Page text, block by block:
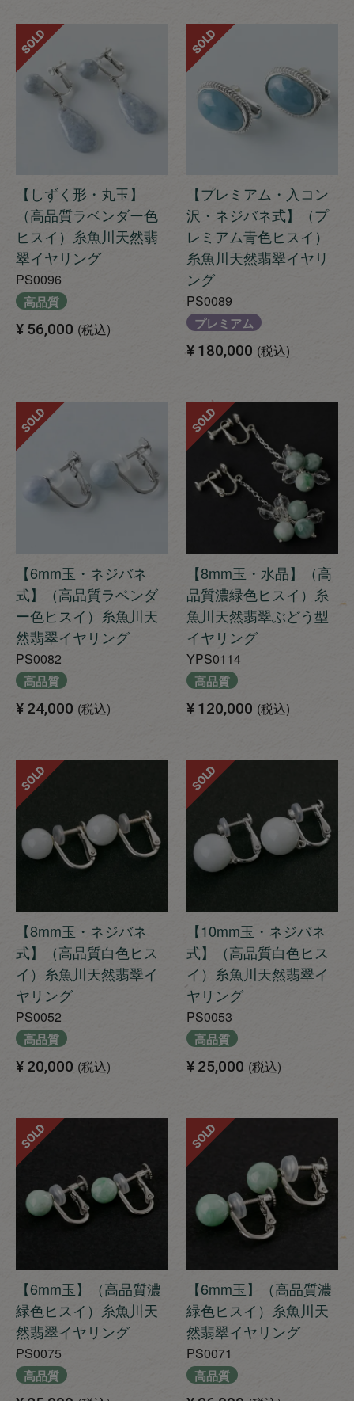
【しずく形・丸玉】
（高品質ラベンダー色
ヒスイ）糸魚川天然翡
翠イヤリング
PS0096
高品質
¥ 56,000 税込
SOLD
【プレミアム・入コン
沢・ネジバネ式】（プ
レミアム青色ヒスイ）
糸魚川天然翡翠イヤリ
ング
PS0089
プレミアム
¥ 180,000 税込
SOLD
【6mm玉・ネジバネ
式】（高品質ラベンダ
ー色ヒスイ）糸魚川天
然翡翠イヤリング
PS0082
高品質
¥ 24,000 税込
SOLD
【8mm玉・水晶】（高
品質濃緑色ヒスイ）糸
魚川天然翡翠ぶどう型
イヤリング
YPS0114
高品質
¥ 120,000 税込
SOLD
【8mm玉・ネジバネ
式】（高品質白色ヒス
イ）糸魚川天然翡翠イ
ヤリング
PS0052
高品質
¥ 20,000 税込
SOLD
【10mm玉・ネジバネ
式】（高品質白色ヒス
イ）糸魚川天然翡翠イ
ヤリング
PS0053
高品質
¥ 25,000 税込
SOLD
【6mm玉】（高品質濃
緑色ヒスイ）糸魚川天
然翡翠イヤリング
PS0075
高品質
SOLD
【6mm玉】（高品質濃
緑色ヒスイ）糸魚川天
然翡翠イヤリング
PS0071
高品質
SOLD